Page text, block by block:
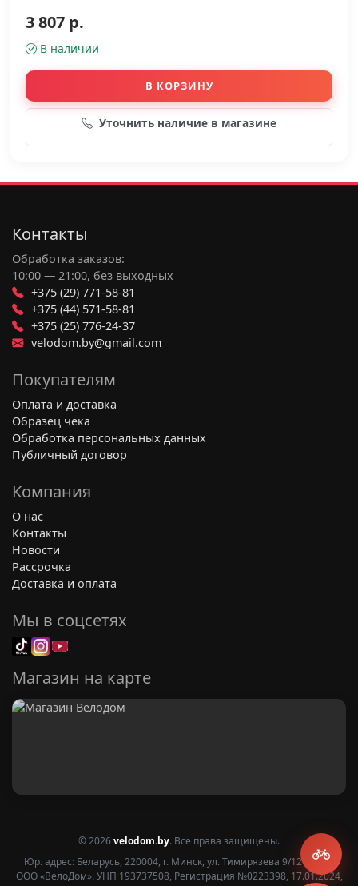
3 807 р.
В наличии
В КОРЗИНУ
Уточнить наличие в магазине
Контакты
Обработка заказов:
10:00 — 21:00, без выходных
+375 (29) 771-58-81
+375 (44) 571-58-81
+375 (25) 776-24-37
velodom.by@gmail.com
Покупателям
Оплата и доставка
Образец чека
Обработка персональных данных
Публичный договор
Компания
О нас
Контакты
Новости
Рассрочка
Доставка и оплата
Мы в соцсетях
Магазин на карте
© 2026velodom.by. Все права защищены.
Юр. адрес: Беларусь, 220004, г. Минск, ул. Тимирязева 9/12 2 этаж
ООО «ВелоДом». УНП 193737508, Регистрация №0223398, 17.01.2024,